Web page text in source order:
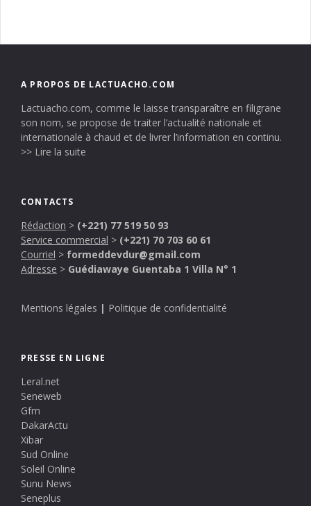
A PROPOS DE LACTUACHO.COM
Lactuacho.com, comme le laisse transparaître en filigrane
son nom, se propose de traiter l’actualité nationale et
internationale à chaud et de livrer l’information en continu.
>> Lire la suite
CONTACTS
Rédaction > (+221) 77 519 50 93
Service commercial > (+221) 70 703 60 61
Courriel > formeddevdur@gmail.com
Adresse > Guédiawaye Guentaba 1 Villa N° 1
Mentions légales | Politique de confidentialité
PRESSE EN LIGNE
Leral.net
Seneweb
Gfm
DakarActu
Xibar
Sud Online
Soleil Online
Sunu News
Seneplus